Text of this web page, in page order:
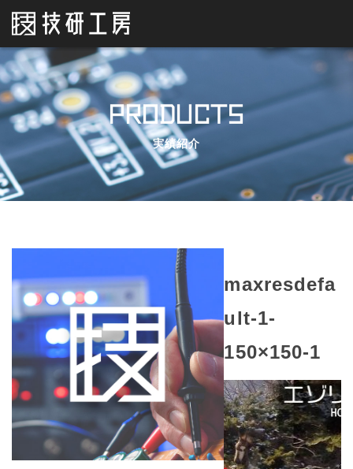
PRODUCTS
実績紹介
maxresdefa
ult-1-
150×150-1